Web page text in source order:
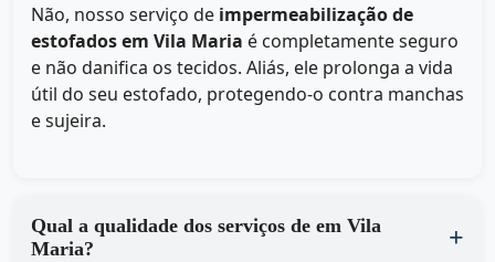
Não, nosso serviço de impermeabilização de
estofados em Vila Maria é completamente seguro
e não danifica os tecidos. Aliás, ele prolonga a vida
útil do seu estofado, protegendo-o contra manchas
e sujeira.
Qual a qualidade dos serviços de em Vila
Maria?